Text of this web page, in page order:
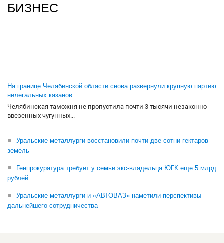
БИЗНЕС
На границе Челябинской области снова развернули крупную партию
нелегальных казанов
Челябинская таможня не пропустила почти 3 тысячи незаконно
ввезенных чугунных...
Уральские металлурги восстановили почти две сотни гектаров
земель
Генпрокуратура требует у семьи экс-владельца ЮГК еще 5 млрд
рублей
Уральские металлурги и «АВТОВАЗ» наметили перспективы
дальнейшего сотрудничества